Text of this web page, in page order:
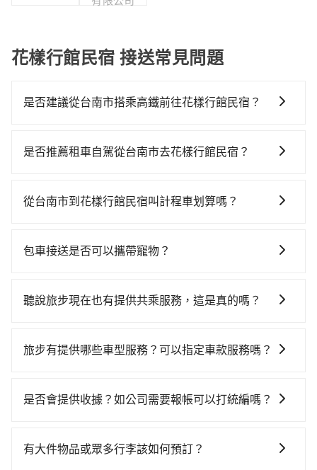
花樣行館民宿 接送常見問題
是否建議從台南市搭乘高鐵前往花樣行館民宿？
貴、費時、轉車麻煩，且難叫計程車前往高鐵站！台南-
案。假設從台南市安平區前往最靠近的台南高鐵站，叫
鐘，再乘坐11~13分鐘（平均12分）的高鐵從台南站前
1,400元後，抵達花樣行館民宿 (屏東縣東港鎮) 的目的
僅有4,100多輛，計程車的密度為雙北的4.6%，換句話
費，看乘客是外地人便漫天喊價或恣意繞路。但如果全
僅至少額外負擔170元車資，而且更會額外浪費55分鐘
是否推薦租車自駕從台南市去花樣行館民宿？
時不需要閉目養神（因為要自己開車），最重要的是你
$115~205承租小轎車，每公里再額外加收$3.2，從台南
達目的地後多久原路返回），雖已將eTag和可能的每小
車型，如Toyota Yaris、Prius C、Vios這類乘坐體驗較
況，打開車門才發現仍有上一組乘客遺留的垃圾或者撞
用戶卻遲遲尚未歸還，又或者要還車時卻偏偏找不到停
從台南市到花樣行館民宿叫計程車划算嗎？
灣大車隊、Uber、Line Taxi、Yoxi等，如果在路邊攔不
tripool的專車服務可再更便宜。但如果你無法提前預
叫到小黃的難度是台北或新北的20倍之多。如果當天或
劃。再加上台南市有些計程車司機不按錶計費，約有
較為便宜，但當你們人數超過四位時，叫兩輛計程車的
包車接送是否可以攜帶寵物？
預定時特別勾選，是可以讓置入提籠或提袋內的中小型
聽說旅步現在也有提供共乘服務，這是真的嗎？
保證出車的共乘服務，不用再擔心人少不成團問題，還
旅步有提供哪些車型服務？可以指定車款服務嗎？
指定車款服務的需求，可以先將您的需先提供旅步，會
是否會提供收據？如公司需要報帳可以打統編嗎？
旅行業代收轉付電子收據，如果公司需要報公帳，在預
有大件物品或眾多行李該如何預訂？